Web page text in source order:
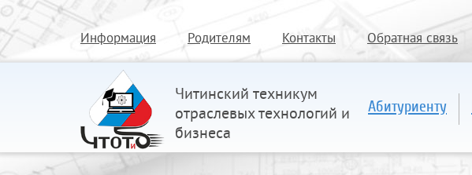
Информация Родителям Контакты Обратная связь
Читинский техникум
отраслевых технологий и
бизнеса
Абитуриенту